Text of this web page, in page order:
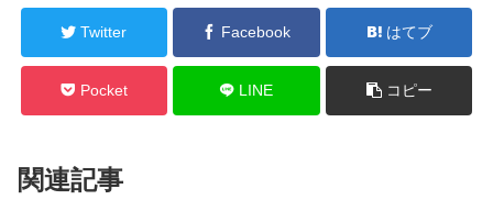
Twitter Facebook はてブ
Pocket LINE コピー
関連記事